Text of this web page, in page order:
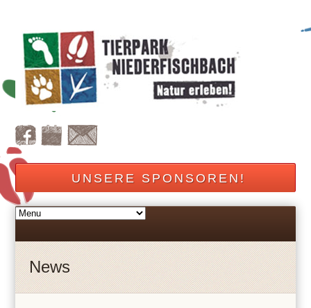
UNSERE SPONSOREN!
News